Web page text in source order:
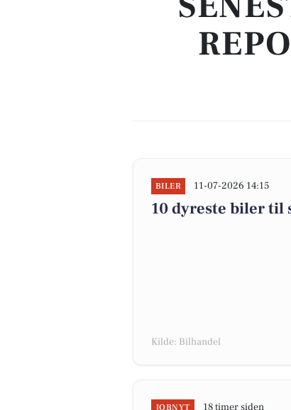
BILER 11-07-2026 14:15
10 dyreste biler til
Kilde: Bilhandel
JOBNYT 18 timer siden